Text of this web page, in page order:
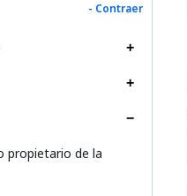
- Contraer
propietario de la